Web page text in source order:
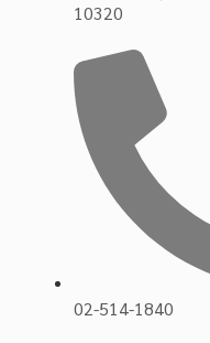
10320
02-514-1840